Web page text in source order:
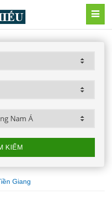
KIẾM
Giang